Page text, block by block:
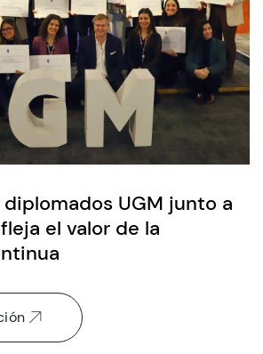
UGM junto a
el valor de la